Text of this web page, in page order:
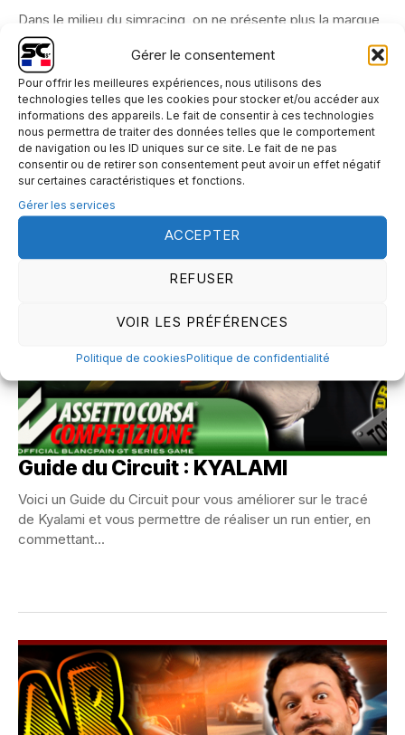
Gérer le consentement
Pour offrir les meilleures expériences, nous utilisons des
technologies telles que les cookies pour stocker et/ou accéder aux
informations des appareils. Le fait de consentir à ces technologies
nous permettra de traiter des données telles que le comportement
de navigation ou les ID uniques sur ce site. Le fait de ne pas
consentir ou de retirer son consentement peut avoir un effet négatif
sur certaines caractéristiques et fonctions.
Gérer les services
ACCEPTER
REFUSER
VOIR LES PRÉFÉRENCES
Politique de cookiesPolitique de confidentialité
Dans le milieu du simracing, on ne présente plus la marque
hollandaise Simlab, connue et reconnue pour leur matériel
de qualité et la...
Guide du Circuit : KYALAMI
Voici un Guide du Circuit pour vous améliorer sur le tracé
de Kyalami et vous permettre de réaliser un run entier, en
commettant...